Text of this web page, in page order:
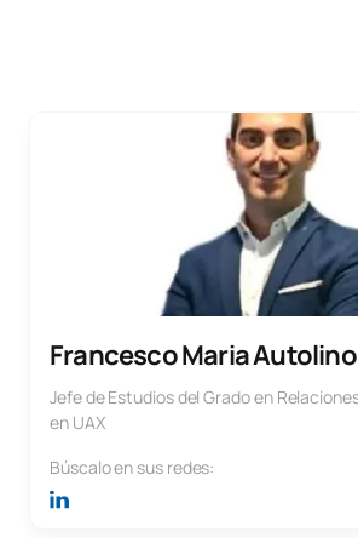
Francesco Maria Autolino
Jefe de Estudios del Grado en
en UAX
Búscalo en sus redes: